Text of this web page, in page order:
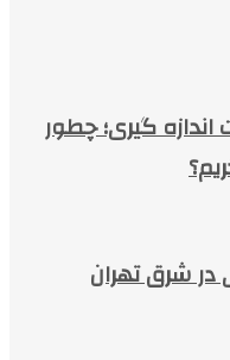
اندازه گیری؛ چطور
شرق تهران